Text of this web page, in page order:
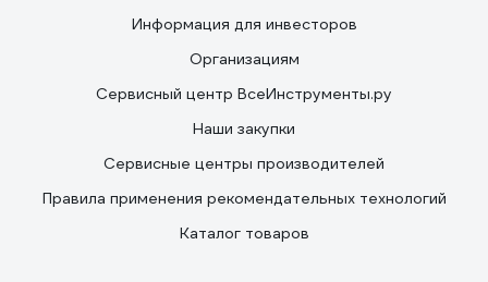
Информация для инвесторов
Организациям
Сервисный центр ВсеИнструменты.ру
Наши закупки
Сервисные центры производителей
Правила применения рекомендательных технологий
Каталог товаров